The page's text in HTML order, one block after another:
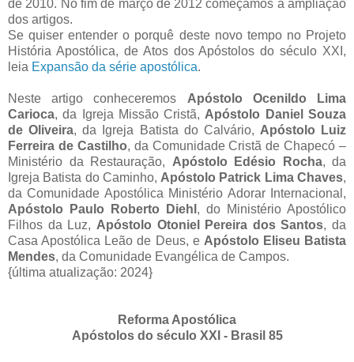
de 2010. No fim de março de 2012 começamos a ampliação
dos artigos.
Se quiser entender o porquê deste novo tempo no Projeto
História Apostólica, de Atos dos Apóstolos do século XXI,
leia Expansão da série apostólica.
Neste artigo conheceremos Apóstolo Ocenildo Lima
Carioca, da Igreja Missão Cristã, Apóstolo Daniel Souza
de Oliveira, da Igreja Batista do Calvário, Apóstolo Luiz
Ferreira de Castilho, da Comunidade Cristã de Chapecó –
Ministério da Restauração, Apóstolo Edésio Rocha, da
Igreja Batista do Caminho, Apóstolo Patrick Lima Chaves,
da Comunidade Apostólica Ministério Adorar Internacional,
Apóstolo Paulo Roberto Diehl , do Ministério Apostólico
Filhos da Luz, Apóstolo Otoniel Pereira dos Santos, da
Casa Apostólica Leão de Deus, e Apóstolo Eliseu Batista
Mendes, da Comunidade Evangélica de Campos.
{última atualização: 2024}
Reforma Apostólica
Apóstolos do século XXI - Brasil 85